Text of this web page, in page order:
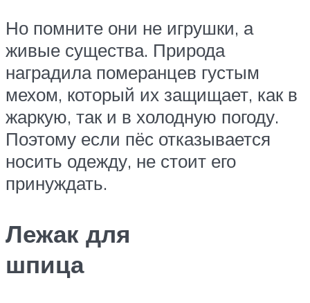
Но помните они не игрушки, а
живые существа. Природа
наградила померанцев густым
мехом, который их защищает, как в
жаркую, так и в холодную погоду.
Поэтому если пёс отказывается
носить одежду, не стоит его
принуждать.
Лежак для
шпица